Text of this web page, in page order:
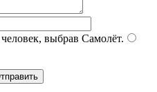
выбрав Самолёт.